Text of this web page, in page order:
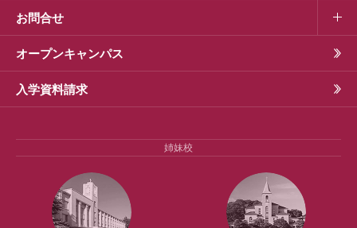
お問合せ
オープンキャンパス
入学資料請求
姉妹校